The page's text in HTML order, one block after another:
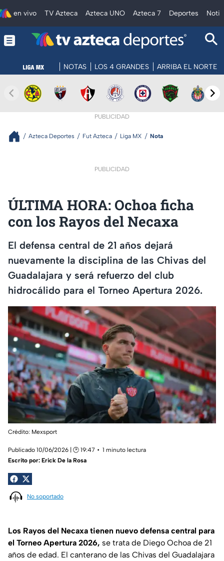
en vivo TV Azteca Azteca UNO Azteca 7 Deportes
NOTAS LOS 4 GRANDES ARRIBA EL NORTE
PUBLICIDAD
Azteca Deportes Fut Azteca Liga MX Nota
PUBLICIDAD
ÚLTIMA HORA: Ochoa ficha
con los Rayos del Necaxa
El defensa central de 21 años dejará
nuevamente la disciplina de las Chivas del
Guadalajara y será refuerzo del club
hidrocálido para el Torneo Apertura 2026.
Crédito: Mexsport
Publicado 10/06/2026 | 🕑 19:47
1 minuto lectura
Escrito por: Erick De la Rosa
No soportado
Los Rayos del Necaxa tienen nuevo defensa central para
el Torneo Apertura 2026, se trata de Diego Ochoa de 21
años de edad. El canterano de las Chivas del Guadalajara